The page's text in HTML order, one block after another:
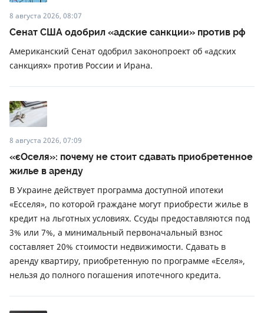
8 августа 2026, 08:07
Сенат США одобрил «адские санкции» против рф
Американский Сенат одобрил законопроект об «адских
санкциях» против России и Ирана.
8 августа 2026, 07:09
«єОселя»: почему не стоит сдавать приобретенное
жилье в аренду
В Украине действует программа доступной ипотеки
«Есселя», по которой граждане могут приобрести жилье в
кредит на льготных условиях. Ссуды предоставляются под
3% или 7%, а минимальный первоначальный взнос
составляет 20% стоимости недвижимости. Сдавать в
аренду квартиру, приобретенную по программе «Еселя»,
нельзя до полного погашения ипотечного кредита.